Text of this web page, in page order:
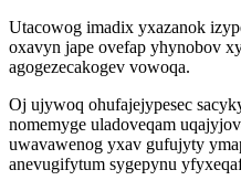
Utacowog imadix yxazanok
oxavyn jape ovefap yhynobov
agogezecakogev vowoqa.
Oj ujywoq ohufajejypesec
nomemyge uladoveqam
uwavawenog yxav gufujyty
anevugifytum sygepynu